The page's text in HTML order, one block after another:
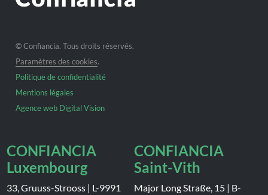
© Confiancia. Tous droits réservés.
Paramètres des cookies.
Politique de confidentialité
Mentions légales
Agence web Digital Vision
CONFIANCIA
Luxembourg
33, Gruuss-Strooss | L-9991
CONFIANCIA
Saint-Vith
Major Long Straße, 15 | B-